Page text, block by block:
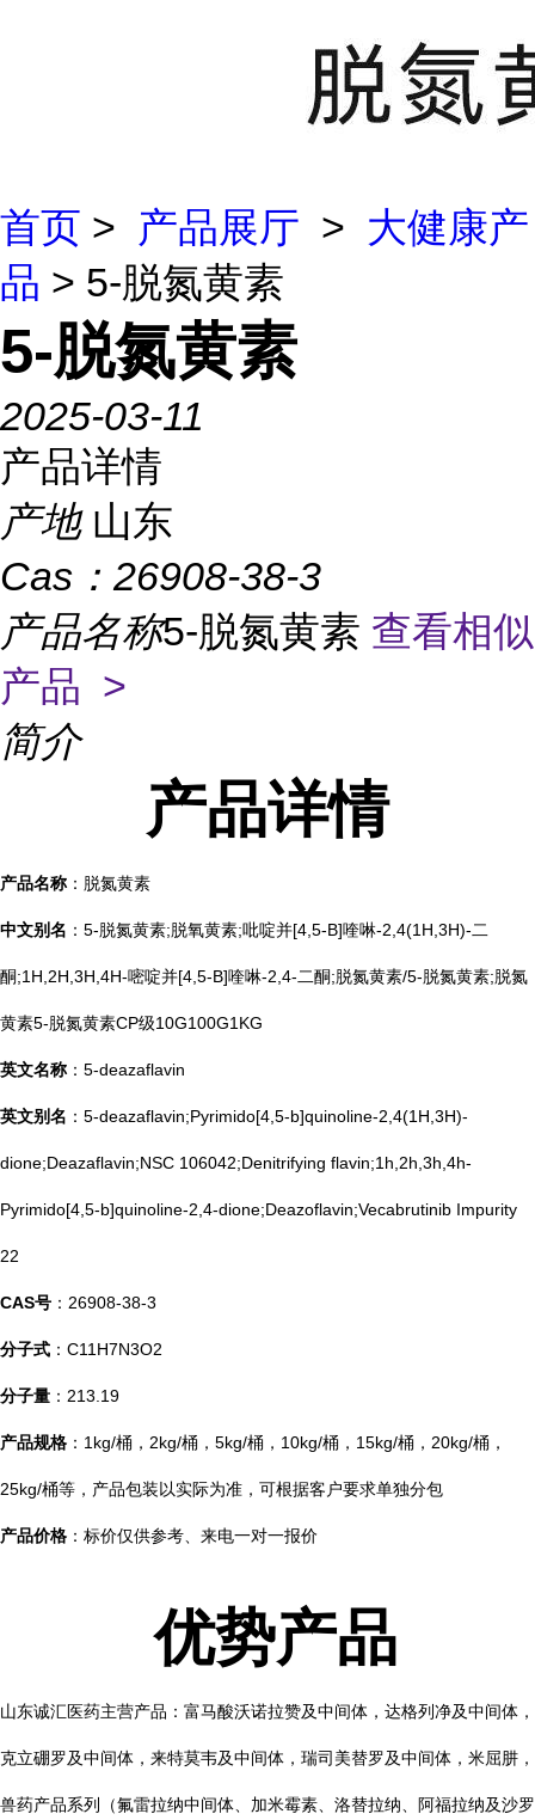
首页 > 产品展厅 > 大健康产
品 > 5-脱氮黄素
5-脱氮黄素
2025-03-11
产品详情
产地 山东
Cas： 26908-38-3
产品名称5-脱氮黄素 查看相似
产品 >
简介
产品详情
产品名称 ：脱氮黄素
中文别名 ：5-脱氮黄素;脱氧黄素;吡啶并[4,5-B]喹啉-2,4(1H,3H)-二
酮;1H,2H,3H,4H-嘧啶并[4,5-B]喹啉-2,4-二酮;脱氮黄素/5-脱氮黄素;脱氮
黄素5-脱氮黄素CP级10G100G1KG
英文名称 ：5-deazaflavin
英文别名 ：5-deazaflavin;Pyrimido[4,5-b]quinoline-2,4(1H,3H)-
dione;Deazaflavin;NSC 106042;Denitrifying flavin;1h,2h,3h,4h-
Pyrimido[4,5-b]quinoline-2,4-dione;Deazoflavin;Vecabrutinib Impurity
22
CAS号 ：26908-38-3
分子式 ：C11H7N3O2
分子量 ：213.19
产品规格 ：1kg/桶，2kg/桶，5kg/桶，10kg/桶，15kg/桶，20kg/桶，
25kg/桶等，产品包装以实际为准，可根据客户要求单独分包
产品价格 ：标价仅供参考、来电一对一报价
优势产品
山东诚汇医药主营产品：富马酸沃诺拉赞及中间体，达格列净及中间体，
克立硼罗及中间体，来特莫韦及中间体，瑞司美替罗及中间体，米屈肼，
兽药产品系列（氟雷拉纳中间体、加米霉素、洛替拉纳、阿福拉纳及沙罗